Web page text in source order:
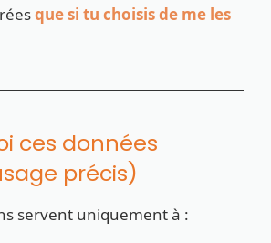
que si tu choisis de me les
ces données
précis)
servent uniquement à :